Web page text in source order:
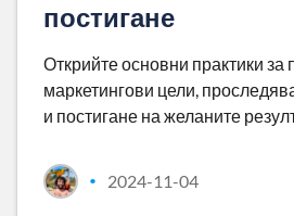
постигане
Открийте основни практики за
маркетингови цели,
и постигане на желаните
• 2024-11-04